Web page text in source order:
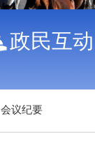
政民互动
会议纪要